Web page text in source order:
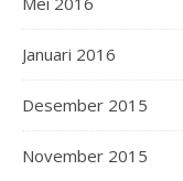
Januari 2016
Desember 2015
November 2015